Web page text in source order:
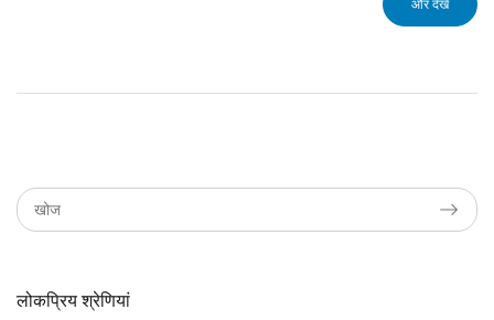
और देखें
लोकप्रिय श्रेणियां